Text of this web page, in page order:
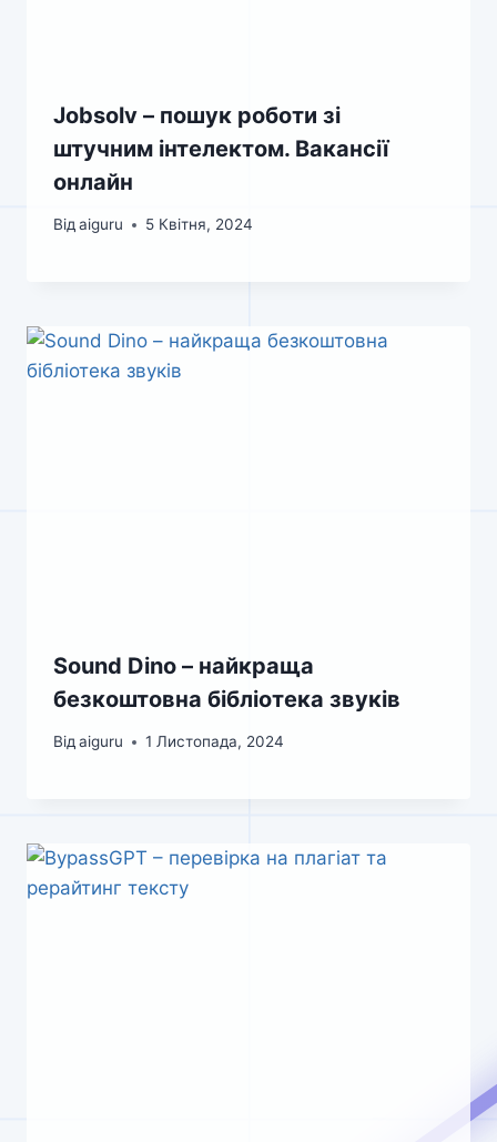
Jobsolv – пошук роботи зі
штучним інтелектом. Вакансії
онлайн
Від aiguru 5 Квітня, 2024
Sound Dino – найкраща
безкоштовна бібліотека звуків
Відaiguru 1 Листопада, 2024